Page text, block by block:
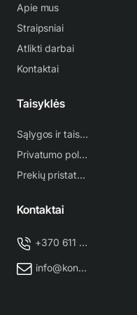
unikali židinio funkcija;
24 valandų laikmatis;
funkcija;
Wi-fi valdymas
Apie mus
Straipsniai
Atlikti darbai
Kontaktai
Taisyklės
Sąlygos ir taisyklės
Privatumo politika
Prekių pristatymas
Kontaktai
+370 611 38 500
info@kondicionieriu-meistras.lt